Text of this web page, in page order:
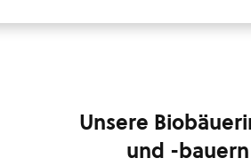
Unsere
und -bauern